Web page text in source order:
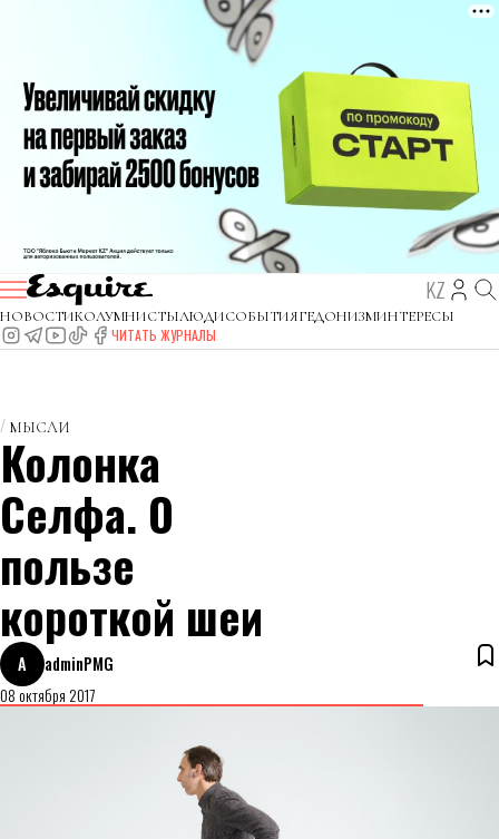
KZ
НОВОСТИКОЛУМНИСТЫЛЮДИСОБЫТИЯГЕДОНИЗМИНТЕРЕСЫ
ЧИТАТЬ ЖУРНАЛЫ
МЫСЛИ
Колонка
Селфа. О
пользе
короткой шеи
A
adminPMG
08 октября 2017